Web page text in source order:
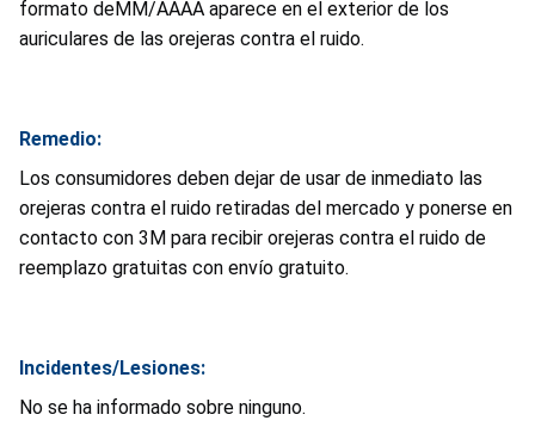
formato deMM/AAAA aparece en el exterior de los
auriculares de las orejeras contra el ruido.
Remedio:
Los consumidores deben dejar de usar de inmediato las
orejeras contra el ruido retiradas del mercado y ponerse en
contacto con 3M para recibir orejeras contra el ruido de
reemplazo gratuitas con envío gratuito.
Incidentes/Lesiones:
No se ha informado sobre ninguno.